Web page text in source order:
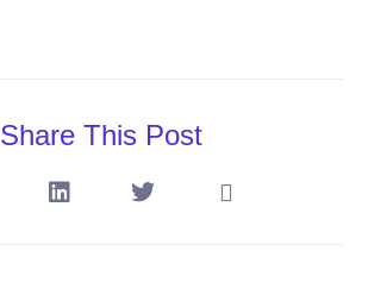
Share This Post